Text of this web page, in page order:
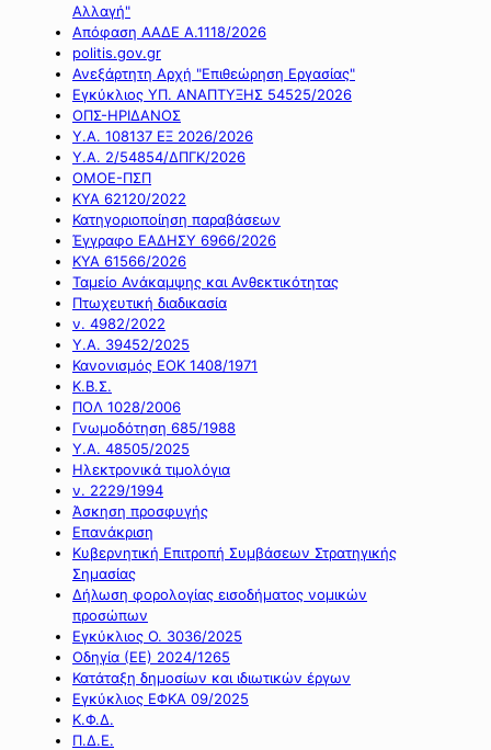
Αλλαγή"
Απόφαση ΑΑΔΕ Α.1118/2026
politis.gov.gr
Ανεξάρτητη Αρχή "Επιθεώρηση Εργασίας"
Εγκύκλιος ΥΠ. ΑΝΑΠΤΥΞΗΣ 54525/2026
ΟΠΣ-ΗΡΙΔΑΝΟΣ
Υ.Α. 108137 ΕΞ 2026/2026
Υ.Α. 2/54854/ΔΠΓΚ/2026
ΟΜΟΕ-ΠΣΠ
ΚΥΑ 62120/2022
Κατηγοριοποίηση παραβάσεων
Έγγραφο ΕΑΔΗΣΥ 6966/2026
ΚΥΑ 61566/2026
Ταμείο Ανάκαμψης και Ανθεκτικότητας
Πτωχευτική διαδικασία
ν. 4982/2022
Υ.Α. 39452/2025
Κανονισμός ΕΟΚ 1408/1971
Κ.Β.Σ.
ΠΟΛ 1028/2006
Γνωμοδότηση 685/1988
Υ.Α. 48505/2025
Ηλεκτρονικά τιμολόγια
ν. 2229/1994
Άσκηση προσφυγής
Επανάκριση
Κυβερνητική Επιτροπή Συμβάσεων Στρατηγικής
Σημασίας
Δήλωση φορολογίας εισοδήματος νομικών
προσώπων
Εγκύκλιος Ο. 3036/2025
Οδηγία (ΕΕ) 2024/1265
Κατάταξη δημοσίων και ιδιωτικών έργων
Εγκύκλιος ΕΦΚΑ 09/2025
Κ.Φ.Δ.
Π.Δ.Ε.